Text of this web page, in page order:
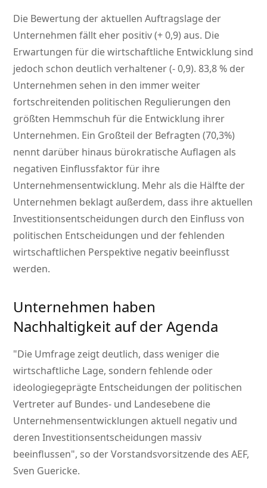
Die Bewertung der aktuellen Auftragslage der
Unternehmen fällt eher positiv (+ 0,9) aus. Die
Erwartungen für die wirtschaftliche Entwicklung sind
jedoch schon deutlich verhaltener (- 0,9). 83,8 % der
Unternehmen sehen in den immer weiter
fortschreitenden politischen Regulierungen den
größten Hemmschuh für die Entwicklung ihrer
Unternehmen. Ein Großteil der Befragten (70,3%)
nennt darüber hinaus bürokratische Auflagen als
negativen Einflussfaktor für ihre
Unternehmensentwicklung. Mehr als die Hälfte der
Unternehmen beklagt außerdem, dass ihre aktuellen
Investitionsentscheidungen durch den Einfluss von
politischen Entscheidungen und der fehlenden
wirtschaftlichen Perspektive negativ beeinflusst
werden.
Unternehmen haben
Nachhaltigkeit auf der Agenda
Die Umfrage zeigt deutlich, dass weniger die
wirtschaftliche Lage, sondern fehlende oder
ideologiegeprägte Entscheidungen der politischen
Vertreter auf Bundes- und Landesebene die
Unternehmensentwicklungen aktuell negativ und
deren Investitionsentscheidungen massiv
beeinflussen , so der Vorstandsvorsitzende des AEF,
Sven Guericke.